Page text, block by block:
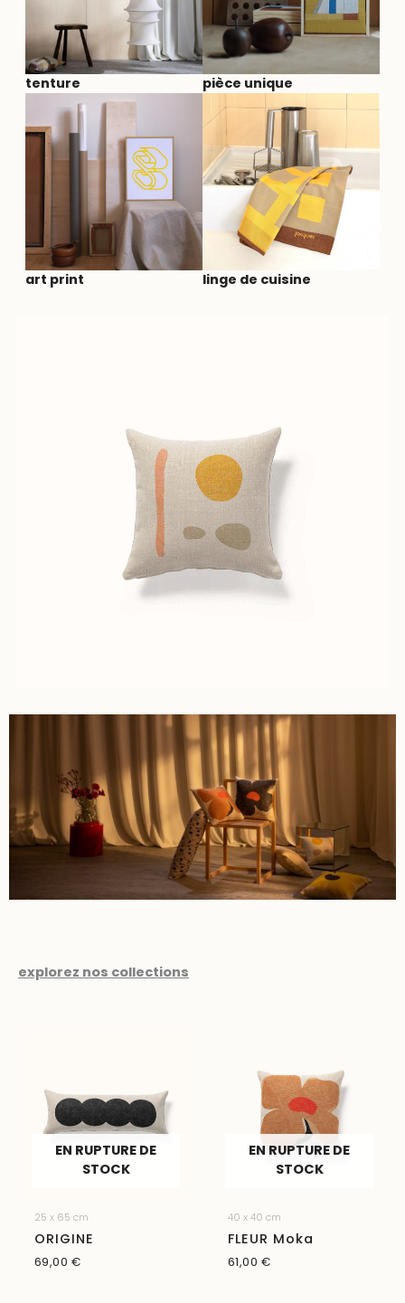
tenture
art print
pièce unique
linge de cuisine
explorez nos collections
EN RUPTURE DE
STOCK
25 x 65 cm
ORIGINE
69,00 €
EN RUPTURE DE
STOCK
40 x 40 cm
FLEUR Moka
61,00 €